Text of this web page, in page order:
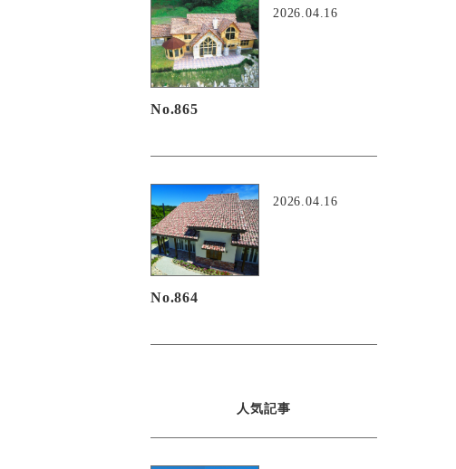
2026.04.16
No.865
2026.04.16
No.864
人気記事